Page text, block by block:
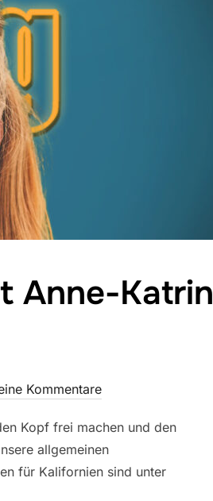
Anne-Katrin
Kommentare
Kopf frei machen und den
allgemeinen
für Kalifornien sind unter